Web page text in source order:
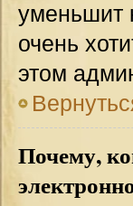
уменьшит
очень
этом
Почему,